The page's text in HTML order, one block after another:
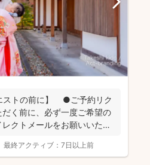
ストの前に】 ●ご予約リク
く前に、必ず一度ご希望の
クトメールをお願いいたし
最終アクティブ： 7日以上前